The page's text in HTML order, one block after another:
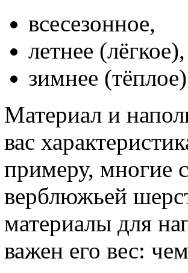
всесезонное,
летнее (лёгкое),
зимнее
Материал и
вас
примеру, многие
верблюжьей
материалы для
важен его вес: